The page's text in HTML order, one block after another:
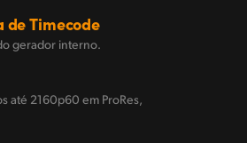
de Timecode
gerador interno.
até 2160p60 em ProRes,